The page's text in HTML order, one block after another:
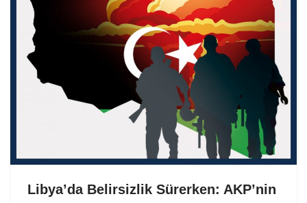
Libya’da Belirsizlik Sürerken: AKP’nin